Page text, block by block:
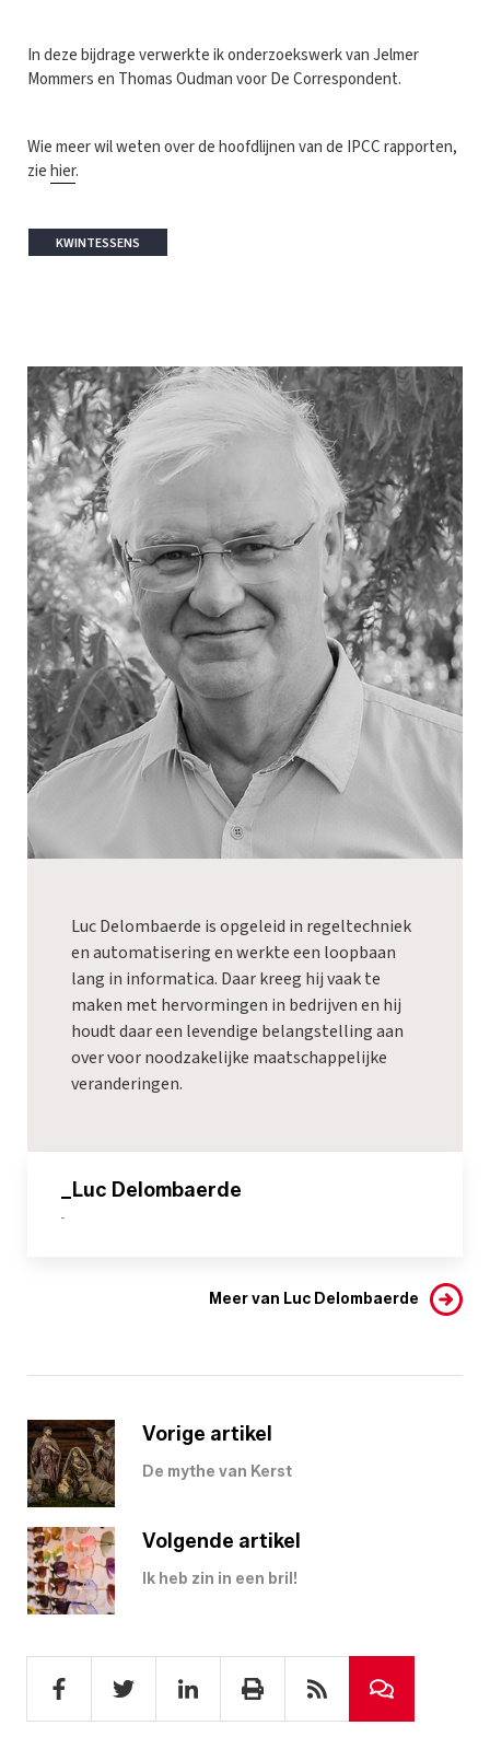
In deze bijdrage verwerkte ik onderzoekswerk van Jelmer
Mommers en Thomas Oudman voor De Correspondent.
Wie meer wil weten over de hoofdlijnen van de IPCC rapporten,
ziehier.
KWINTESSENS
Luc Delombaerde is opgeleid in regeltechniek
en automatisering en werkte een loopbaan
lang in informatica. Daar kreeg hij vaak te
maken met hervormingen in bedrijven en hij
houdt daar een levendige belangstelling aan
over voor noodzakelijke maatschappelijke
veranderingen.
_Luc Delombaerde
-
Meer van Luc Delombaerde
Vorige artikel
De mythe van Kerst
Volgende artikel
Ik heb zin in een bril!